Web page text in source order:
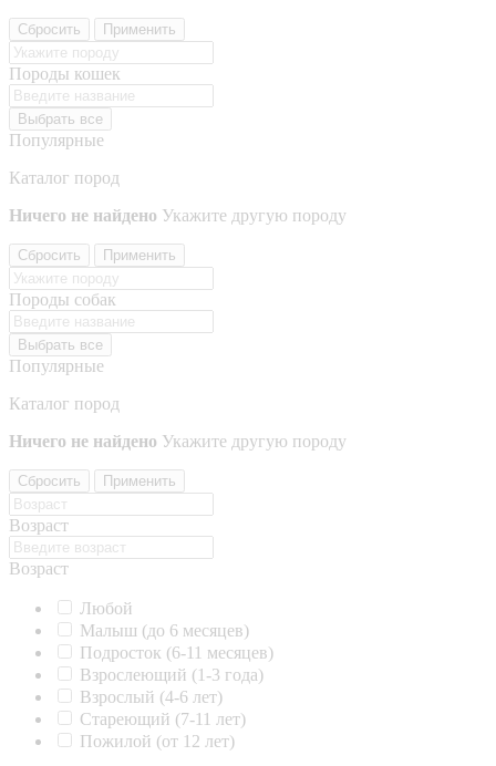
Сбросить Применить
Породы кошек
Выбрать все
Популярные
Каталог пород
Ничего не найдено Укажите другую породу
Сбросить Применить
Породы собак
Выбрать все
Популярные
Каталог пород
Ничего не найдено Укажите другую породу
Сбросить Применить
Возраст
Возраст
Любой
Малыш (до 6 месяцев)
Подросток (6-11 месяцев)
Взрослеющий (1-3 года)
Взрослый (4-6 лет)
Стареющий (7-11 лет)
Пожилой (от 12 лет)